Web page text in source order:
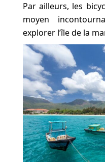
Par ailleurs, les
moyen
explorer l’île de la